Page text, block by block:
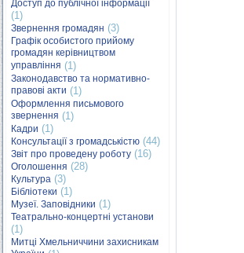
Доступ до публічної інформації
(1)
Звернення громадян (3)
Графік особистого прийому
громадян керівництвом
управління (1)
Законодавство та нормативно-
правові акти (1)
Оформлення письмового
звернення (1)
Кадри (1)
Консультації з громадськістю (44)
Звіт про проведену роботу (16)
Оголошення (28)
Культура (3)
Бібліотеки (1)
Музеї. Заповідники (1)
Театрально-концертні установи
(1)
Митці Хмельниччини захисникам